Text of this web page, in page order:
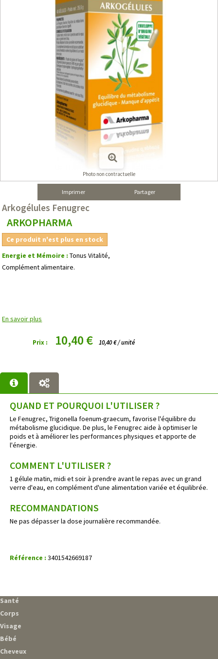
Photo non contractuelle
Imprimer Partager
Arkogélules Fenugrec
ARKOPHARMA
Ce produit n'est plus en stock
Energie et Mémoire :Tonus Vitalité,
Complément alimentaire.
En savoir plus
Prix : 10,40 € 10,40 € / unité
QUAND ET POURQUOI L'UTILISER ?
Le Fenugrec, Trigonella foenum-graecum, favorise l'équilibre du
métabolisme glucidique. De plus, le Fenugrec aide à optimiser le
poids et à améliorer les performances physiques et apporte de
l'énergie.
COMMENT L'UTILISER ?
1 gélule matin, midi et soir à prendre avant le repas avec un grand
verre d'eau, en complément d'une alimentation variée et équilibrée.
RECOMMANDATIONS
Ne pas dépasser la dose journalière recommandée.
Référence : 3401542669187
Santé
Corps
Visage
Bébé
Cheveux